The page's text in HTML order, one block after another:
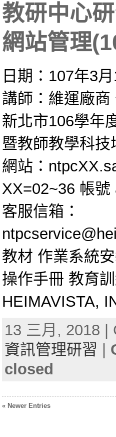
教研中心
網站管理
日期：107年3
講師：維運廠
新北市106學年
暨教師教學科
網站：
XX=02~36 帳
客服信箱：
教材 作業系統
操作手冊 教育
HEIMAVISTA,
13 三月, 2018
資訊管理研習
closed
« Newer Entries